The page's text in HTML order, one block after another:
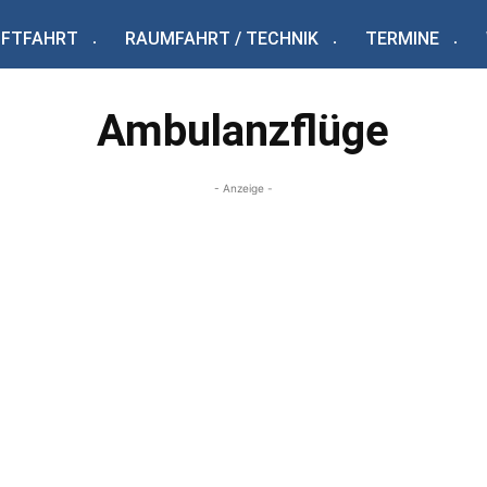
RAUMFAHRT / TECHNIK TERMINE
Ambulanzflüge
- Anzeige -